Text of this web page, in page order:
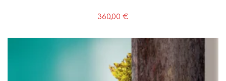
360,00 €